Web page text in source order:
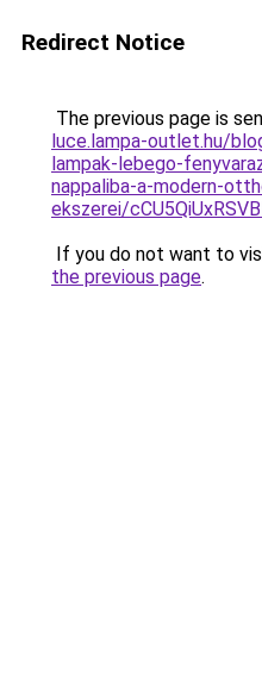
Redirect Notice
The previous page is
luce.lampa-outlet.hu/
lampak-lebego-
nappaliba-a-modern-
ekszerei/
If you do not want to
the previous page.